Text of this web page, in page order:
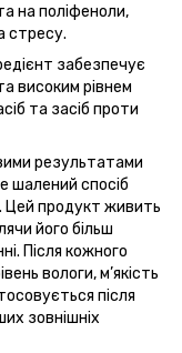
на поліфеноли,
стресу.
забезпечує
високим рівнем
та засіб проти
результатами
шалений спосіб
Цей продукт живить
його більш
Після кожного
вологи, м’якість
після
зовнішніх